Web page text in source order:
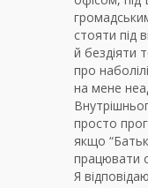
стояти під
й бездіяти
про
на мене
просто
якщо
працювати
Я